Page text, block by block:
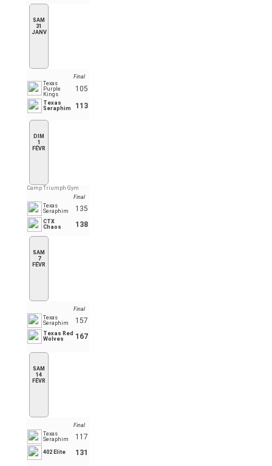
SAM
31
JANV
Final
Texas
Purple
Kings
105
Texas
Seraphim
113
DIM
1
FÉVR
Camp Triumph Gym
Final
Texas
Seraphim
135
CTX
Chaos
138
SAM
7
FÉVR
Final
Texas
Seraphim
157
Texas Red
Wolves
167
SAM
14
FÉVR
Final
Texas
Seraphim
117
402 Elite 131